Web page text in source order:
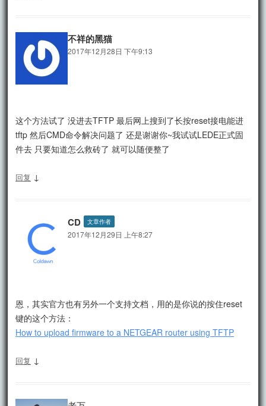
不祥的黑猫
2017年12月28日 下午9:13
这个方法试了 没进去TFTP 最后网上搜到了长按reset接电能进
tftp 然后CMD命令解决问题了 还是谢谢你~我试试LEDE正式固
件去 只要知道怎么救砖了 就可以随便整了
回复 ↓
CD 文章作者
2017年12月29日 上午8:27
恩，其实官方也有另外一个支持文档，用的是你说的按住reset
键的这个方法：
How to upload firmware to a NETGEAR router using TFTP
回复 ↓